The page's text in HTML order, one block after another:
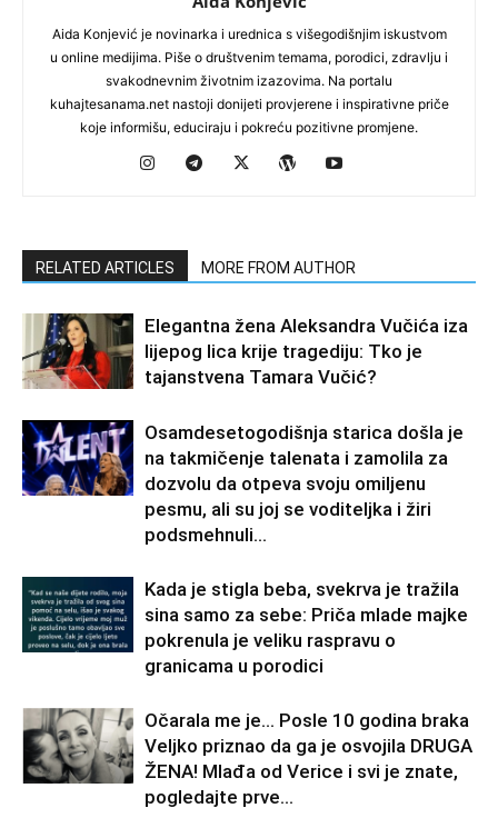
Aida Konjević je novinarka i urednica s višegodišnjim iskustvom
u online medijima. Piše o društvenim temama, porodici, zdravlju i
svakodnevnim životnim izazovima. Na portalu
kuhajtesanama.net nastoji donijeti provjerene i inspirativne priče
koje informišu, educiraju i pokreću pozitivne promjene.
RELATED ARTICLES MORE FROM AUTHOR
Elegantna žena Aleksandra Vučića iza
lijepog lica krije tragediju: Tko je
tajanstvena Tamara Vučić?
Osamdesetogodišnja starica došla je
na takmičenje talenata i zamolila za
dozvolu da otpeva svoju omiljenu
pesmu, ali su joj se voditeljka i žiri
podsmehnuli...
Kada je stigla beba, svekrva je tražila
sina samo za sebe: Priča mlade majke
pokrenula je veliku raspravu o
granicama u porodici
Očarala me je… Posle 10 godina braka
Veljko priznao da ga je osvojila DRUGA
ŽENA! Mlađa od Verice i svi je znate,
pogledajte prve...